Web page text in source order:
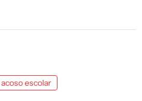
escolar